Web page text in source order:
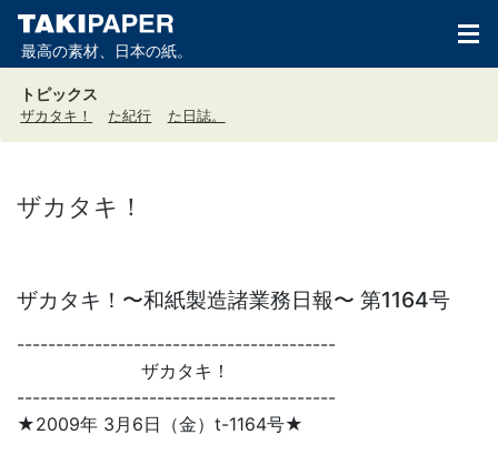
最高の素材、日本の紙。
トピックス
ザカタキ！ た紀行 た日誌。
ザカタキ！
ザカタキ！〜和紙製造諸業務日報〜 第1164号
-----------------------------------------
ザカタキ！
-----------------------------------------
★2009年 3月6日（金）t-1164号★